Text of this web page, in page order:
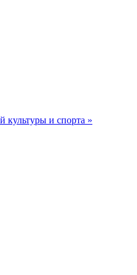
культуры и спорта »